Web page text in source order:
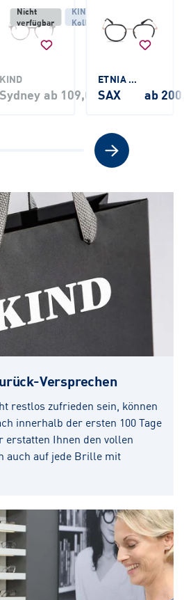
€
Nicht
verfügbar
KIND
Kollektion
KIND
Sydney ab 109,00 €
ETNIA BARCELONA
SAX ab
Versprechen
restlos zufrieden sein, können
innerhalb der ersten 100 Tage
Ihnen den vollen
auch auf jede Brille mit